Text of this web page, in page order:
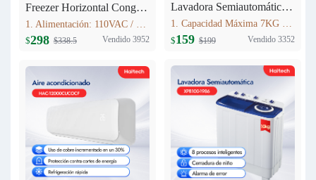
Freezer Horizontal Congelador Nevera 7.6cu.ft (215L) BD-215C
$298 $338.5 Vendido 3952
Lavadora Semiautomática 7KG XPB70-1776
1. Capacidad Máxima 7KG 2. Panel de control 3. Lavado y centrifugadopor separado 4. Peso neto: 16.5kg 5. Dimensiones del producto:723mm*406mm*819mm
$159 $199 Vendido 3352